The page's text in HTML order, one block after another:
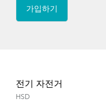
전기 자전거
HSD